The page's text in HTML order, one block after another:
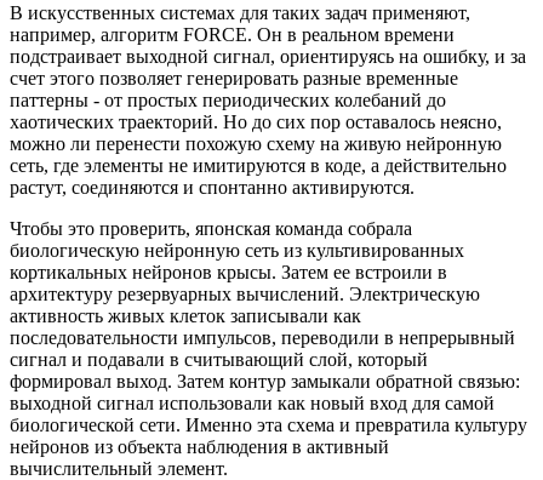
В искусственных системах для таких задач применяют,
например, алгоритм FORCE. Он в реальном времени
подстраивает выходной сигнал, ориентируясь на ошибку, и за
счет этого позволяет генерировать разные временные
паттерны - от простых периодических колебаний до
хаотических траекторий. Но до сих пор оставалось неясно,
можно ли перенести похожую схему на живую нейронную
сеть, где элементы не имитируются в коде, а действительно
растут, соединяются и спонтанно активируются.
Чтобы это проверить, японская команда собрала
биологическую нейронную сеть из культивированных
кортикальных нейронов крысы. Затем ее встроили в
архитектуру резервуарных вычислений. Электрическую
активность живых клеток записывали как
последовательности импульсов, переводили в непрерывный
сигнал и подавали в считывающий слой, который
формировал выход. Затем контур замыкали обратной связью:
выходной сигнал использовали как новый вход для самой
биологической сети. Именно эта схема и превратила культуру
нейронов из объекта наблюдения в активный
вычислительный элемент.